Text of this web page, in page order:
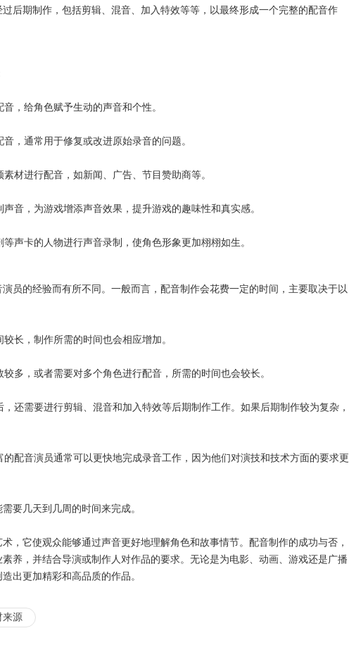
后期制作，包括剪辑、混音、加入特效等等，以最终形成一个完整的配音作
，给角色赋予生动的声音和个性。
，通常用于修复或改进原始录音的问题。
材进行配音，如新闻、广告、节目赞助商等。
音，为游戏增添声音效果，提升游戏的趣味性和真实感。
声卡的人物进行声音录制，使角色形象更加栩栩如生。
员的经验而有所不同。一般而言，配音制作会花费一定的时间，主要取决于以
长，制作所需的时间也会相应增加。
多，或者需要对多个角色进行配音，所需的时间也会较长。
还需要进行剪辑、混音和加入特效等后期制作工作。如果后期制作较为复杂，
配音演员通常可以更快地完成录音工作，因为他们对演技和技术方面的要求更
要几天到几周的时间来完成。
，它使观众能够通过声音更好地理解角色和故事情节。配音制作的成功与否，
养，并结合导演或制作人对作品的要求。无论是为电影、动画、游戏还是广播
出更加精彩和高品质的作品。
来源